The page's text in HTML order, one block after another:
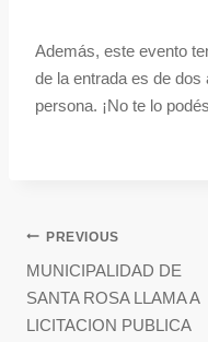
Además, este evento
de la entrada es de
persona. ¡No te lo
PREVIOUS
MUNICIPALIDAD DE
SANTA ROSA LLAMA A
LICITACION PUBLICA